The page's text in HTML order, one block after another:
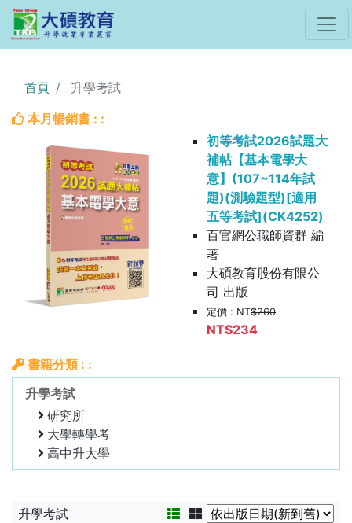
首頁
升學考試
本月暢銷書 : :
初等考試2026試題大
補帖【基本電學大
意】(107~114年試
題)(測驗題型)[適用
五等考試](CK4252)
百官網公職師資群 編
著
大碩教育股份有限公
司 出版
定價 : NT$260
NT$234
書籍分類 : :
升學考試
研究所
大學轉學考
高中升大學
升學考試